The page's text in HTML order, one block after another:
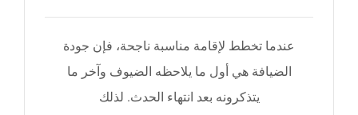
عندما تخطط لإقامة مناسبة ناجحة، فإن جودة
الضيافة هي أول ما يلاحظه الضيوف وآخر ما
يتذكرونه بعد انتهاء الحدث. لذلك